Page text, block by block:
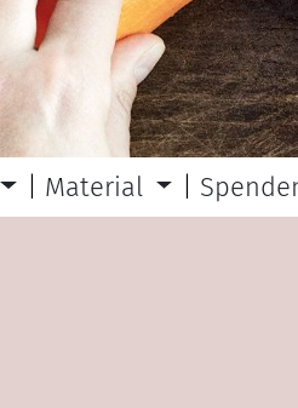
Material